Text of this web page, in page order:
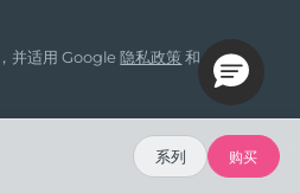
并适用 Google隐私政策 和服务条
系列 购买